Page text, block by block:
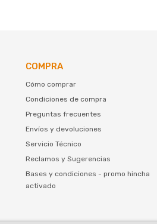
COMPRA
Cómo comprar
Condiciones de compra
Preguntas frecuentes
Envíos y devoluciones
Servicio Técnico
Reclamos y Sugerencias
Bases y condiciones - promo hincha
activado